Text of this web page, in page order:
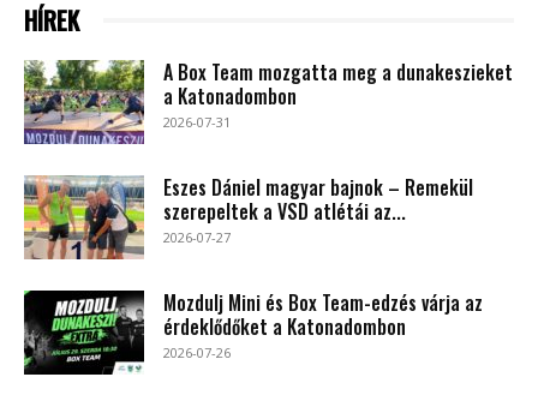
HÍREK
A Box Team mozgatta meg a dunakeszieket
a Katonadombon
2026-07-31
Eszes Dániel magyar bajnok – Remekül
szerepeltek a VSD atlétái az...
2026-07-27
Mozdulj Mini és Box Team-edzés várja az
érdeklődőket a Katonadombon
2026-07-26